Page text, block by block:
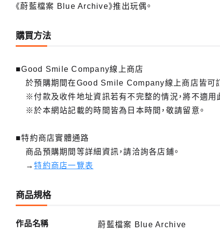
《蔚藍檔案 Blue Archive》推出玩偶。
購買方法
■Good Smile Company線上商店
於預購期間在Good Smile Company線上商店皆可訂
※付款及收件地址資訊若有不完整的情況，將不適用
※於本網站記載的時間皆為日本時間，敬請留意。
■特約商店實體通路
商品預購期間等詳細資訊，請洽詢各店鋪。
→特約商店一覽表
商品規格
作品名稱 蔚藍檔案 Blue Archive